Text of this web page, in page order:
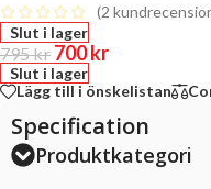
(2
Slut i lager
795kr 700kr
Slut i lager
Lägg till i önskelistan
Specification
Produktkategori